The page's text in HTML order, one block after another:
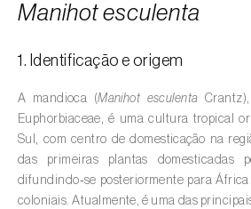
Alho-francês (Allium porrum
Ambientes aquáticos (
de tratamento de águas
Ameixeira (Prunus domestica
Amendoeira ( Prunus dulcis )
Manihot esculenta
1. Identificação e origem
A mandioca (Manihot esculenta
Euphorbiaceae, é uma cultura tropical
Sul, com centro de domesticação na
das primeiras plantas domesticadas
difundindo‑se posteriormente para
coloniais. Atualmente, é uma das